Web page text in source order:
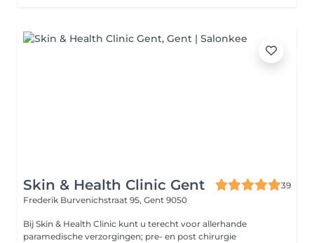
Skin & Health Clinic Gent
39
Frederik Burvenichstraat 95, Gent 9050
Bij Skin & Health Clinic kunt u terecht voor allerhande
paramedische verzorgingen; pre- en post chirurgie